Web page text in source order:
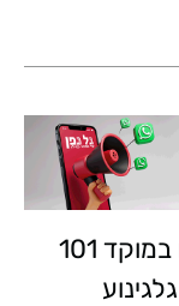
בשבת לפנות בוקר התקבל דיווח במוקד 101